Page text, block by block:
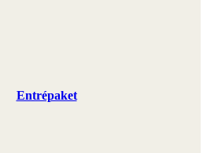
Entrépaket